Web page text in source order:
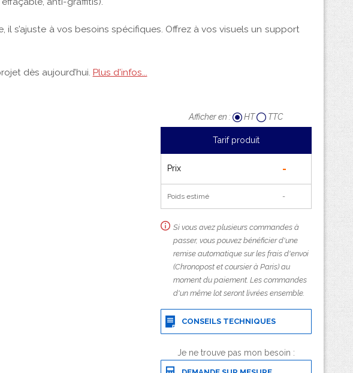
Afficher en : HT TTC
Tarif produit
Prix -
Poids estimé -
Si vous avez plusieurs commandes à
passer, vous pouvez bénéficier d'une
remise automatique sur les frais d'envoi
(Chronopost et coursier à Paris) au
moment du paiement. Les commandes
d'un même lot seront livrées ensemble.
CONSEILS TECHNIQUES
Je ne trouve pas mon besoin :